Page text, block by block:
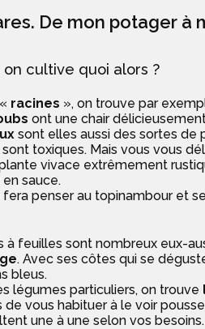
De mon potager à
cultive quoi alors ?
« racines », on trouve par
ont une chair
sont elles aussi des sortes de
toxiques. Mais vous vous
vivace extrêmement
sauce.
fera penser au topinambour et
à feuilles sont nombreux eux-
. Avec ses côtes qui se
bleus.
légumes particuliers, on trouve
vous habituer à le voir
une à une selon vos besoins.